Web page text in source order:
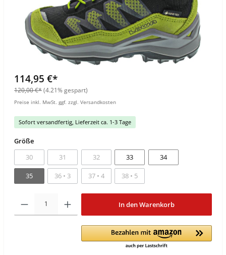
114,95 €*
120,00 €*(4.21% gespart)
Preise inkl. MwSt. ggf. zzgl. Versandkosten
Sofort versandfertig, Lieferzeit ca. 1-3 Tage
Größe
30
31 32 33 34
35 36 • 3 37 • 4 38 • 5
In den Warenkorb